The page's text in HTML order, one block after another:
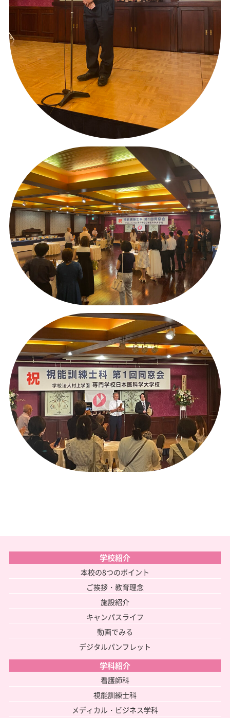
学校紹介
本校の8つのポイント
ご挨拶・教育理念
施設紹介
キャンパスライフ
動画でみる
デジタルパンフレット
学科紹介
看護師科
視能訓練士科
メディカル・ビジネス学科